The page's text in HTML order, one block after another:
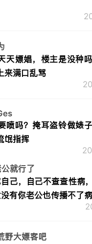
天嫖娼，楼主是没种
来满口乱骂
喷吗？掩耳盗铃做婊
氓指挥
就行了
己，自己不查查性病
有你老公也传播不了
野大嫖客吧